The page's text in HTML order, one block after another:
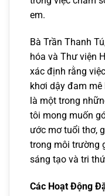
em.
Bà Trần Thanh
hóa và Thư viện
xác định rằng
khơi dậy đam
là một trong
tôi mong muốn
ước mơ tuổi thơ,
trong môi trường
sáng tạo và tri
Các Hoạt Động